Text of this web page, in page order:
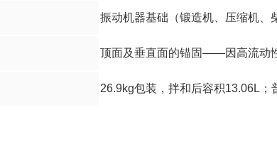
振动机器基础（锻造机、压缩机、
顶面及垂直面的锚固——因高流动
26.9kg包装，拌和后容积13.06L